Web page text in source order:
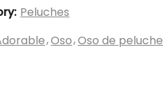
Peluches
Oso Oso de peluche